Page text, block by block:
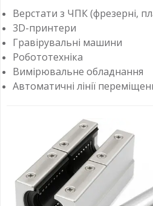
Верстати з ЧПК (фрезерні,
3D-принтери
Гравірувальні машини
Робототехніка
Вимірювальне обладнання
Автоматичні лінії